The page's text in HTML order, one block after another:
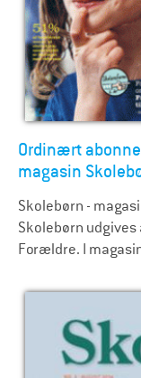
Ordinært
magasin
Skolebørn -
Skolebørn
Forældre. I